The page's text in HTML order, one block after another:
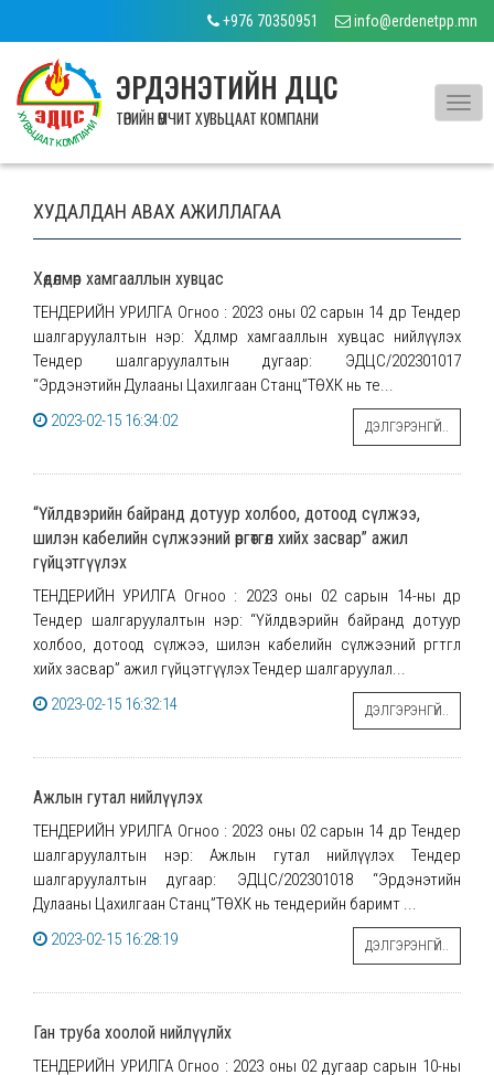
+976 70350951 info@erdenetpp.mn
ЭРДЭНЭТИЙН ДЦС
ТӨРИЙН ӨМЧИТ ХУВЬЦААТ КОМПАНИ
ХУДАЛДАН АВАХ АЖИЛЛАГАА
Хөдөлмөр хамгааллын хувцас
ТЕНДЕРИЙН УРИЛГА Огноо : 2023 оны 02 сарын 14 өдөр Тендер
шалгаруулалтын нэр: Хөдөлмөр хамгааллын хувцас нийлүүлэх
Тендер шалгаруулалтын дугаар: ЭДЦС/202301017
“Эрдэнэтийн Дулааны Цахилгаан Станц”ТӨХК нь те...
2023-02-15 16:34:02
ДЭЛГЭРЭНГҮЙ..
“Үйлдвэрийн байранд дотуур холбоо, дотоод сүлжээ,
шилэн кабелийн сүлжээний өргөтгөл хийх засвар” ажил
гүйцэтгүүлэх
ТЕНДЕРИЙН УРИЛГА Огноо : 2023 оны 02 сарын 14-ны өдөр
Тендер шалгаруулалтын нэр: “Үйлдвэрийн байранд дотуур
холбоо, дотоод сүлжээ, шилэн кабелийн сүлжээний өргөтгөл
хийх засвар” ажил гүйцэтгүүлэх Тендер шалгаруулал...
2023-02-15 16:32:14
ДЭЛГЭРЭНГҮЙ..
Ажлын гутал нийлүүлэх
ТЕНДЕРИЙН УРИЛГА Огноо : 2023 оны 02 сарын 14 өдөр Тендер
шалгаруулалтын нэр: Ажлын гутал нийлүүлэх Тендер
шалгаруулалтын дугаар: ЭДЦС/202301018 “Эрдэнэтийн
Дулааны Цахилгаан Станц”ТӨХК нь тендерийн баримт ...
2023-02-15 16:28:19
ДЭЛГЭРЭНГҮЙ..
Ган труба хоолой нийлүүлйх
ТЕНДЕРИЙН УРИЛГА Огноо : 2023 оны 02 дугаар сарын 10-ны